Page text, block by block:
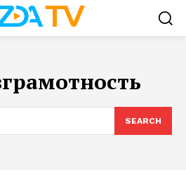
SEARCH